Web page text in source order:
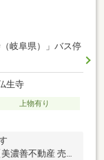
岐阜県）」バス停
生寺
上物有り
濃善不動産 売買